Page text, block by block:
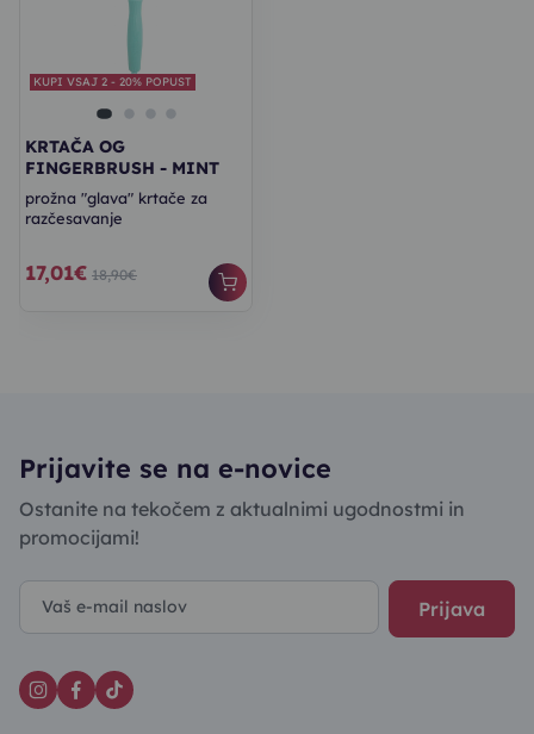
KUPI VSAJ 2 - 20% POPUST
KRTAČA OG
FINGERBRUSH - MINT
prožna "glava" krtače za
razčesavanje
17,01€ 18,90€
Prijavite se na e-novice
Ostanite na tekočem z aktualnimi ugodnostmi in
promocijami!
Prijava